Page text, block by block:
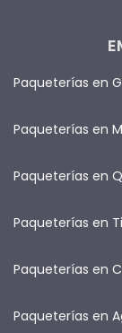
Paqueterías en
Paqueterías en
Paqueterías en
Paqueterías en
Paqueterías en
Paqueterías en